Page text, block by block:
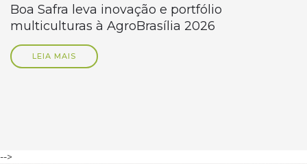
Boa Safra leva inovação e portfólio
multiculturas à AgroBrasília 2026
LEIA MAIS
-->